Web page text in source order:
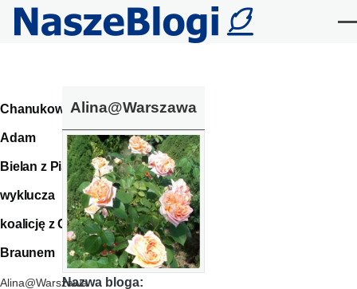
Przejdź do treści
Chanukowy
Adam
Bielan z PiS
wyklucza
koalicję z G.
Braunem
Alina@Warszawa
Alina@Warszawa
Nazwa bloga: